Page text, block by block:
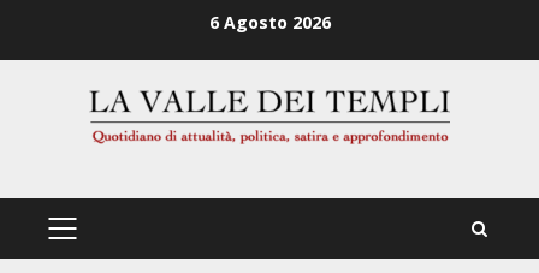
6 Agosto 2026
PRIMÄRES